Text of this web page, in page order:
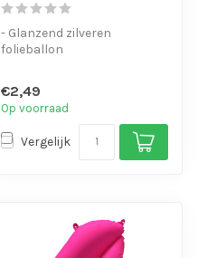
- Glanzend zilveren
folieballon
- Met oogjes o...
€2,49
Op voorraad
Vergelijk